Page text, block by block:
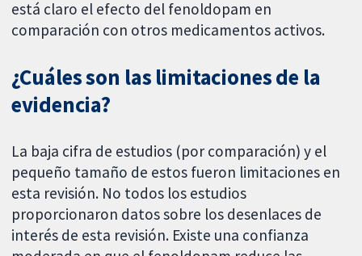
está claro el efecto del fenoldopam en
comparación con otros medicamentos activos.
¿Cuáles son las limitaciones de la
evidencia?
La baja cifra de estudios (por comparación) y el
pequeño tamaño de estos fueron limitaciones en
esta revisión. No todos los estudios
proporcionaron datos sobre los desenlaces de
interés de esta revisión. Existe una confianza